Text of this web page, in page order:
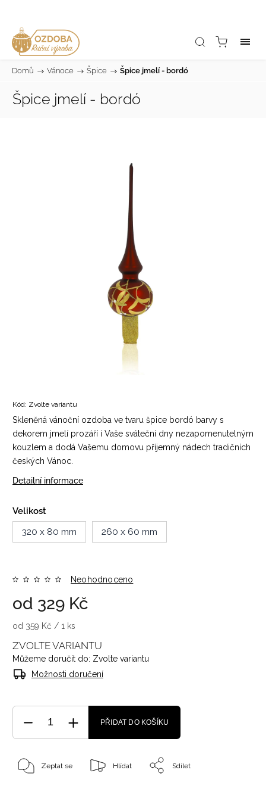
Domů / Vánoce / Špice / Špice jmelí - bordó
Špice jmelí - bordó
Kód: Zvolte variantu
Skleněná vánoční ozdoba ve tvaru špice bordó barvy s
dekorem jmelí prozáří i Vaše sváteční dny nezapomenutelným
kouzlem a dodá Vašemu domovu příjemný nádech tradičních
českých Vánoc.
Detailní informace
Velikost
320 x 80 mm
260 x 60 mm
Neohodnoceno
od 329 Kč
od 359 Kč / 1 ks
ZVOLTE VARIANTU
Můžeme doručit do: Zvolte variantu
Možnosti doručení
PŘIDAT DO KOŠÍKU
Zeptat se Hlídat Sdílet